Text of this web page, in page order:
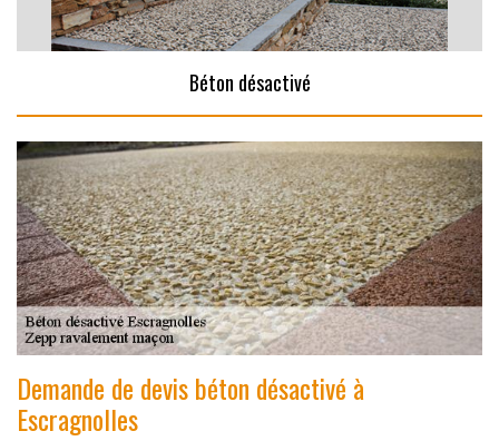
Béton désactivé
Demande de devis béton désactivé à
Escragnolles